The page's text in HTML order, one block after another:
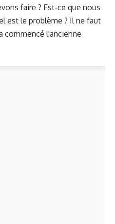
faire ? Est-ce que nous
est le problème ? Il ne faut
commencé l'ancienne